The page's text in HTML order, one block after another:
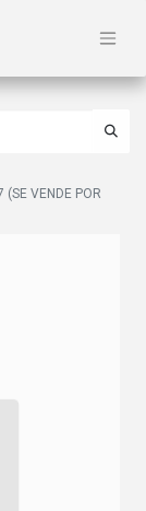
(SE VENDE POR